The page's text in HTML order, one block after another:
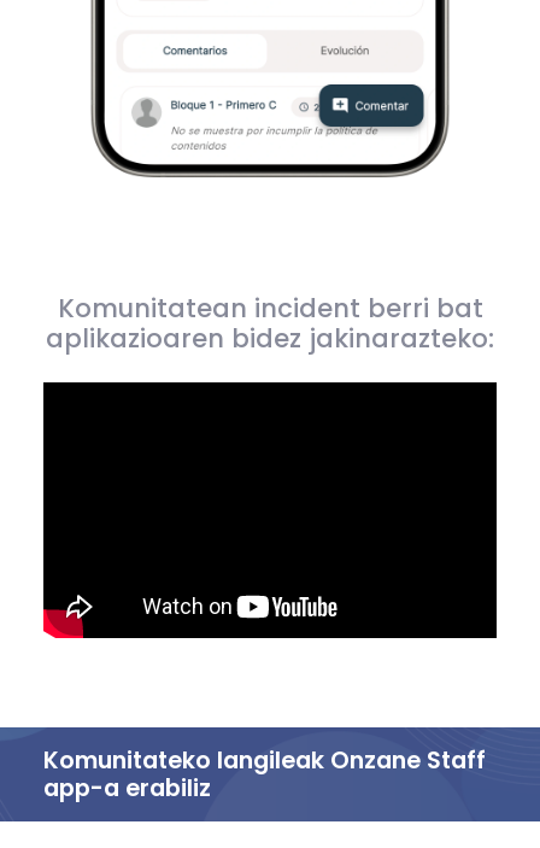
Komunitatean incident berri bat
aplikazioaren bidez jakinarazteko:
Komunitateko langileak Onzane Staff
app-a erabiliz